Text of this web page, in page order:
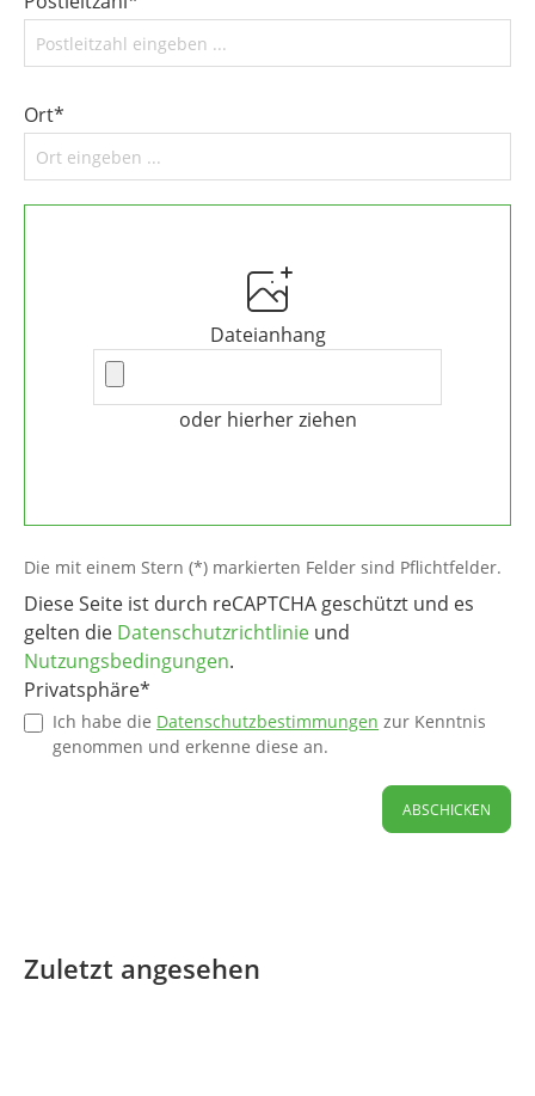
Ort*
Dateianhang
oder hierher ziehen
Die mit einem Stern (*) markierten Felder sind Pflichtfelder.
Diese Seite ist durch reCAPTCHA geschützt und es
gelten die Datenschutzrichtlinie und
Nutzungsbedingungen.
Privatsphäre*
Ich habe die Datenschutzbestimmungen zur Kenntnis
genommen und erkenne diese an.
ABSCHICKEN
Zuletzt angesehen